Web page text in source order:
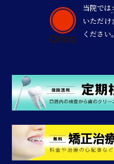
当院では
いただけ
ください。